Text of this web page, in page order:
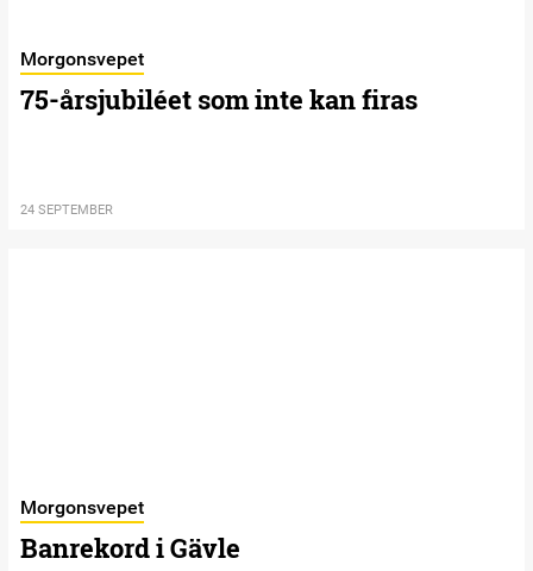
Morgonsvepet
75-årsjubiléet som inte kan firas
24 SEPTEMBER
Morgonsvepet
Banrekord i Gävle